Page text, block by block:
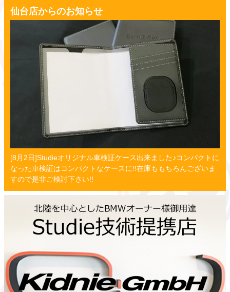
仙台店からのお知らせ
[8月2日]Studieオリジナル車検証ケース出来ました♪コンパクトに
なった車検証はコンパクトなケースに!!在庫ももちろんございま
すので是非ご検討下さい!!